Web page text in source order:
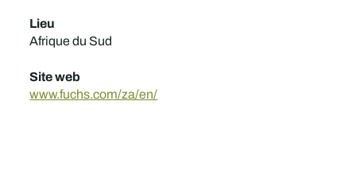
Lieu
Afrique du Sud
Site web
www.fuchs.com/za/en/